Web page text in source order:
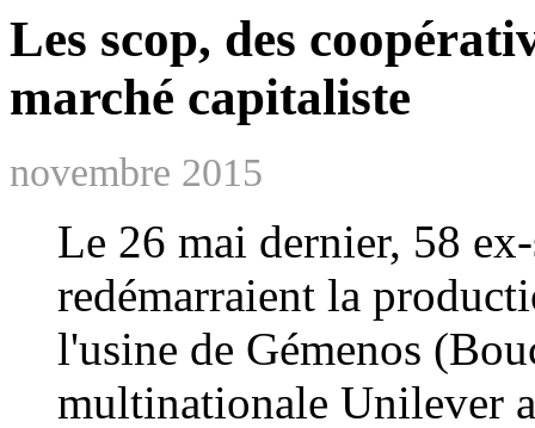
Les scop, des
marché capitaliste
novembre 2015
Le 26 mai dernier, 58
redémarraient la
l'usine de Gémenos
multinationale Unilever